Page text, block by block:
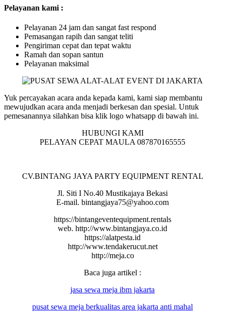
Pelayanan kami :
Pelayanan 24 jam dan sangat fast respond
Pemasangan rapih dan sangat teliti
Pengiriman cepat dan tepat waktu
Ramah dan sopan santun
Pelayanan maksimal
Yuk percayakan acara anda kepada kami, kami siap membantu
mewujudkan acara anda menjadi berkesan dan spesial. Untuk
pemesanannya silahkan bisa klik logo whatsapp di bawah ini.
HUBUNGI KAMI
PELAYAN CEPAT MAULA 087870165555
CV.BINTANG JAYA PARTY EQUIPMENT RENTAL
Jl. Siti I No.40 Mustikajaya Bekasi
E-mail. bintangjaya75@yahoo.com
https://bintangeventequipment.rentals
web. http://www.bintangjaya.co.id
https://alatpesta.id
http://www.tendakerucut.net
http://meja.co
Baca juga artikel :
jasa sewa meja ibm jakarta
pusat sewa meja berkualitas area jakarta anti mahal